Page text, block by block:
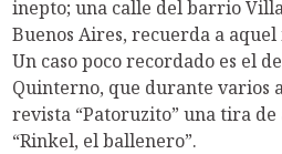
inepto; una calle del barrio
Buenos Aires, recuerda a
Un caso poco recordado es el
Quinterno, que durante varios
revista “Patoruzito” una tira
“Rinkel, el ballenero”.